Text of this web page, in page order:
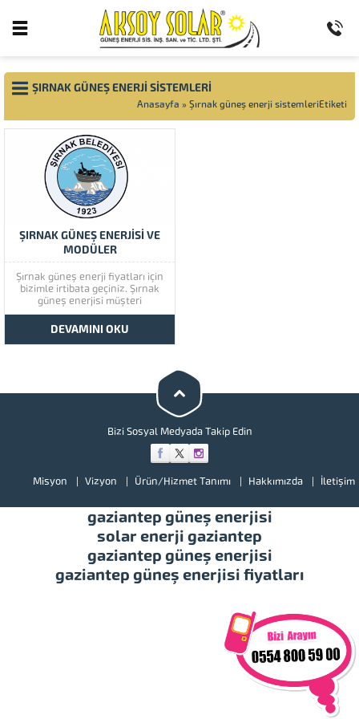
ŞIRNAK GÜNEŞ ENERJI SISTEMLERI
Anasayfa » Şırnak güneş enerji sistemleriEtiketi
ŞIRNAK GÜNEŞ ENERJİSİ VE
MODÜLER
Şırnak güneş enerji fiyatları için
bizimle irtibata geçiniz. Şırnak
güneş enerjisi müşteri
memnuniyetine çok önem
vermektedir. Şırnak güneş
enerjisinin kaliteli ürünlerini
görmek için lütfen ürünlerimize
illerimizde hizmet vermekteyiz.
Tüm soru,...
DEVAMINI OKU
Bizi Sosyal Medyada Takip Edin
Misyon Vizyon Ürün/Hizmet Tanımı Hakkımızda İletişim
gaziantep güneş enerjisi
solar enerji gaziantep
gaziantep güneş enerjisi
gaziantep güneş enerjisi fiyatları